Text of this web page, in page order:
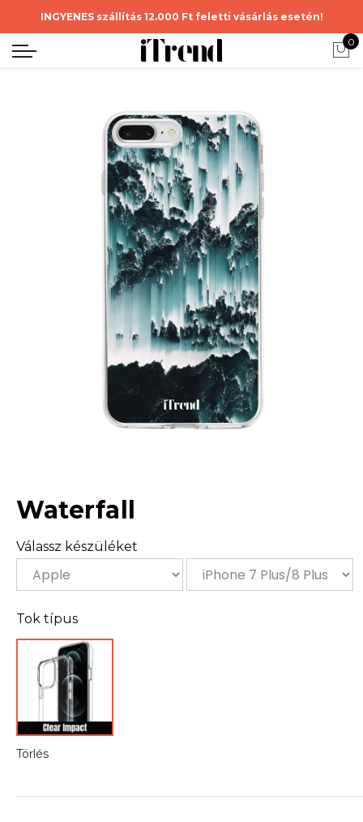
INGYENES szállítás 12.000 Ft feletti vásárlás esetén!
0
Waterfall
Válassz készüléket
Tok típus
Törlés